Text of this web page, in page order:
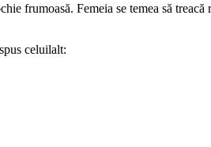
frumoasă. Femeia se temea să
celuilalt: